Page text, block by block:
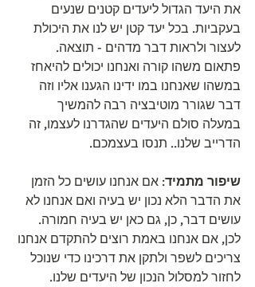
את היעד הגדול ליעדים קטנים שנעים
בעקביות. בכל יעד קטן יש לנו את היכולת
לעצור ולראות דבר מדהים - תוצאה.
פתאום משהו קורה ואנחנו יכולים להיאחז
במשהו שאנחנו במו ידינו הגענו אליו וזה
דבר שגורר מוטיבציה רבה להמשיך
במעלה סולם היעדים שהגדרנו לעצמו, זה
הדרייב שלנו.. תנסו בעצמכם.
שיפור מתמיד: אם אנחנו עושים כל הזמן
את הדבר הלא נכון יש בעיה ואם אנחנו לא
עושים דבר, כן, גם כאן יש בעיה חמורה.
לכן, אם אנחנו באמת רוצים להתקדם אנחנו
צריכים לשפר ולתקן את דרכינו כדי שנוכל
לחזור למסלול הנכון של היעדים שלנו.